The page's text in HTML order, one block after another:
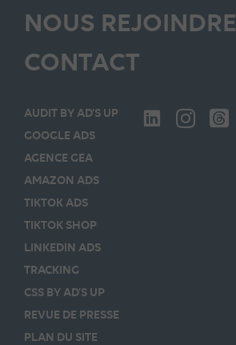
NOUS REJOINDRE
CONTACT
AUDIT BY AD’S UP
GOOGLE ADS
AGENCE GEA
AMAZON ADS
TIKTOK ADS
TIKTOK SHOP
LINKEDIN ADS
TRACKING
CSS BY AD’S UP
REVUE DE PRESSE
PLAN DU SITE